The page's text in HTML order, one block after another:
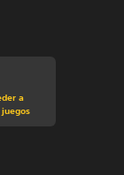
de US$29.99
a